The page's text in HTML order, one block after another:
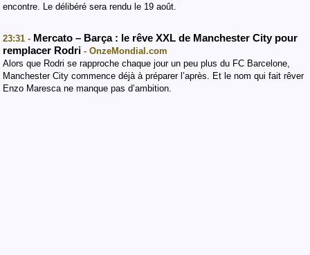
encontre. Le délibéré sera rendu le 19 août.
23:31 - Mercato – Barça : le rêve XXL de Manchester City pour
remplacer Rodri - OnzeMondial.com
Alors que Rodri se rapproche chaque jour un peu plus du FC Barcelone,
Manchester City commence déjà à préparer l’après. Et le nom qui fait rêver
Enzo Maresca ne manque pas d’ambition.